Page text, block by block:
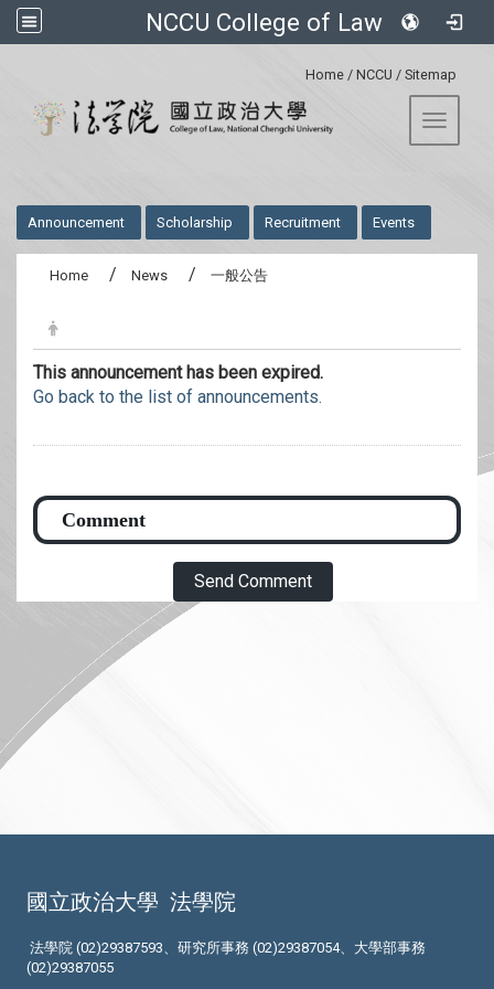
NCCU College of Law
Home / NCCU / Sitemap
Toggle
Announcement Scholarship Recruitment Events
Home News 一般公告
This announcement has been expired.
Go back to the list of announcements.
Send Comment
國立政治大學 法學院
法學院 (02)29387593、研究所事務 (02)29387054、大學部事務
(02)29387055